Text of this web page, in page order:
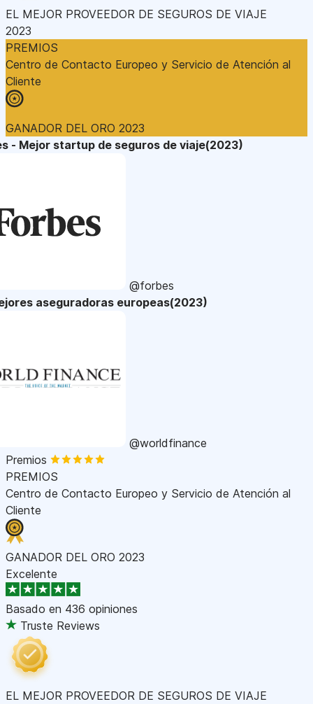
EL MEJOR PROVEEDOR DE SEGUROS DE VIAJE
2023
PREMIOS
Centro de Contacto Europeo y Servicio de Atención al
Cliente
GANADOR DEL ORO 2023
- Mejor startup de seguros de viaje(2023)
@forbes
aseguradoras europeas(2023)
@worldfinance
Premios
PREMIOS
Centro de Contacto Europeo y Servicio de Atención al
Cliente
GANADOR DEL ORO 2023
Excelente
Basado en 436 opiniones
Truste Reviews
EL MEJOR PROVEEDOR DE SEGUROS DE VIAJE